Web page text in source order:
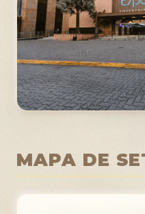
MAPA DE